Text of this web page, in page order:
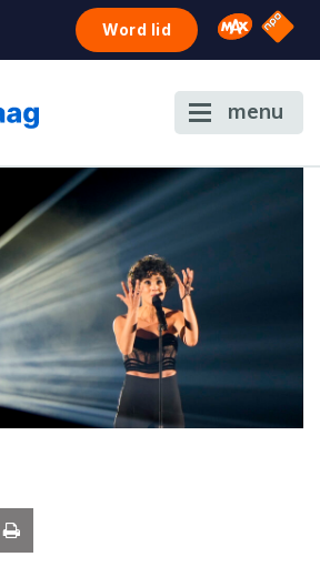
Word lid Omroep
NPO
menu